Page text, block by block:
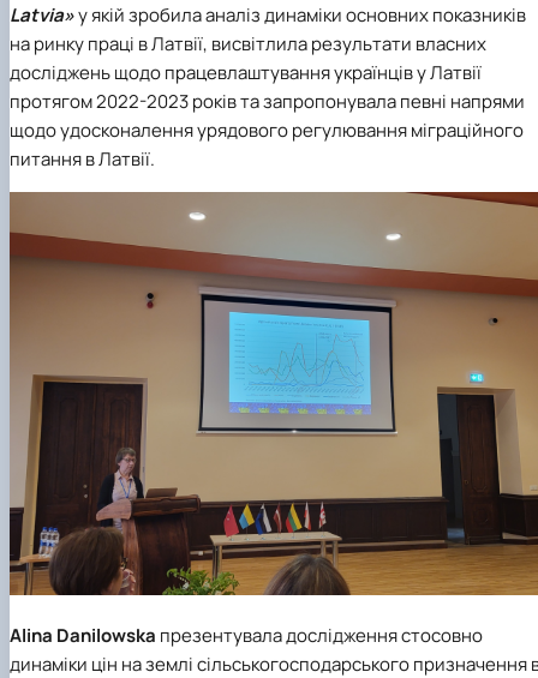
Latvia»у якій зробила аналіз динаміки основних показників
на ринку праці в Латвії, висвітлила результати власних
досліджень щодо працевлаштування українців у Латвії
протягом 2022-2023 років та запропонувала певні напрями
щодо удосконалення урядового регулювання міграційного
питання в Латвії.
Alina Danilowska презентувала дослідження стосовно
динаміки цін на землі сільськогосподарського призначення